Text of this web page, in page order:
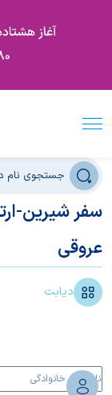
سفر شیرین-
عروقی
دیابت